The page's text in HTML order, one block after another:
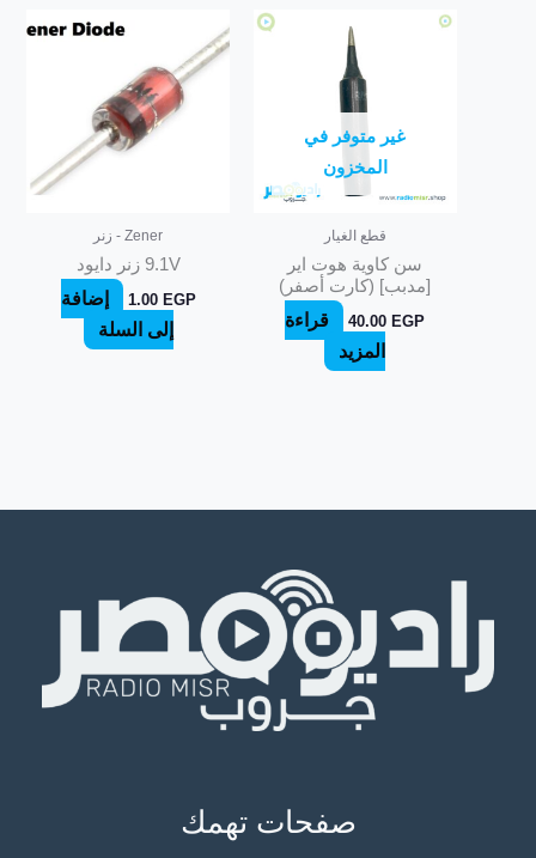
غير متوفر في
المخزون
قطع الغيار
سن كاوية هوت اير
[مدبب] (كارت أصفر)
40.00 EGP
قراءة
المزيد
Zener - زنر
9.1V زنر دايود
1.00 EGP
إضافة
إلى السلة
صفحات تهمك